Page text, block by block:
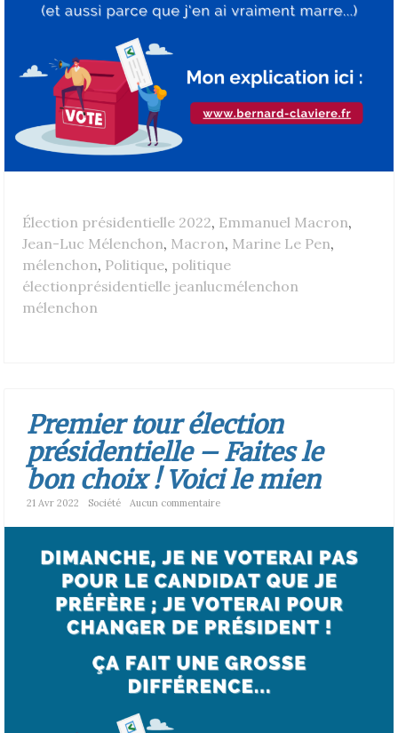
Élection présidentielle 2022, Emmanuel Macron,
Jean-Luc Mélenchon, Macron, Marine Le Pen,
mélenchon, Politique, politique
électionprésidentielle jeanlucmélenchon
mélenchon
Premier tour élection
présidentielle – Faites le
bon choix ! Voici le mien
21 Avr 2022 Société Aucun commentaire